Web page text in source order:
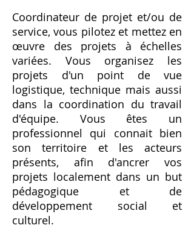
Coordinateur de projet et/ou de
service, vous pilotez et mettez en
œuvre des projets à échelles
variées. Vous organisez les
projets d'un point de vue
logistique, technique mais aussi
dans la coordination du travail
d'équipe. Vous êtes un
professionnel qui connait bien
son territoire et les acteurs
présents, afin d'ancrer vos
projets localement dans un but
pédagogique et de
développement social et
culturel.